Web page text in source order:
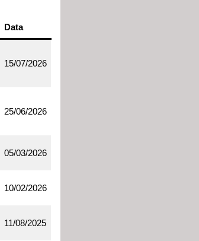
Data
15/07/2026
25/06/2026
05/03/2026
10/02/2026
11/08/2025